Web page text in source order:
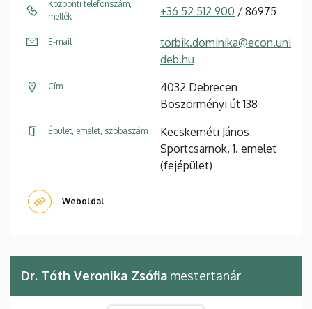
Központi telefonszám,
mellék
+36 52 512 900 / 86975
E-mail
torbik.dominika@econ.uni
deb.hu
Cím
4032 Debrecen
Böszörményi út 138
Épület, emelet, szobaszám
Kecskeméti János
Sportcsarnok, 1. emelet
(fejépület)
Weboldal
Dr. Tóth Veronika Zsófia mestertanár